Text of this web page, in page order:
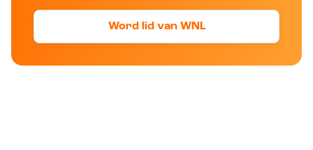
Word lid van WNL